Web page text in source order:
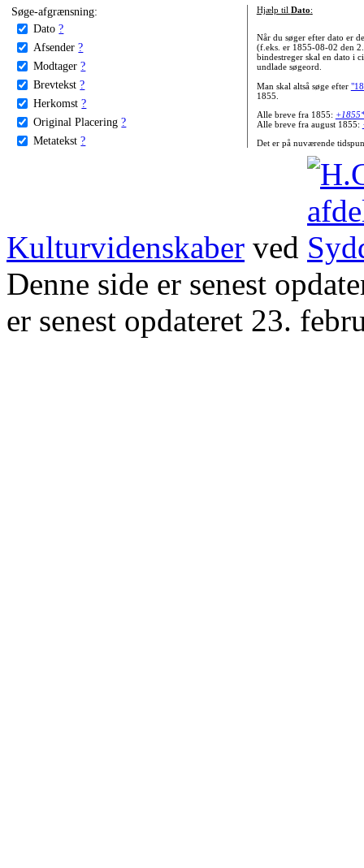
Søge-afgrænsning:
Dato ?
Afsender ?
Modtager ?
Brevtekst ?
Herkomst ?
Original Placering ?
Metatekst ?
Hjælp til Dato:
Når du søger efter dato er
(f.eks. er 1855-08-02 den
bindestreger skal en dato i
undlade søgeord.
Man skal altså søge efter
1855.
Alle breve fra 1855:
Alle breve fra august 1855:
Det er på nuværende
Kulturvidenskaber ved
Denne side er senest
er senest opdateret 23.